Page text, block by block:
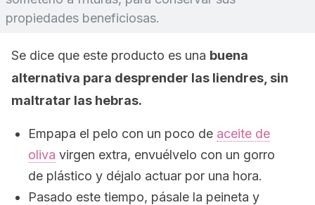
propiedades beneficiosas.
Se dice que este producto es una buena
alternativa para desprender las liendres, sin
maltratar las hebras.
Empapa el pelo con un poco de aceite de
oliva virgen extra, envuélvelo con un gorro
de plástico y déjalo actuar por una hora.
Pasado este tiempo, pásale la peineta y